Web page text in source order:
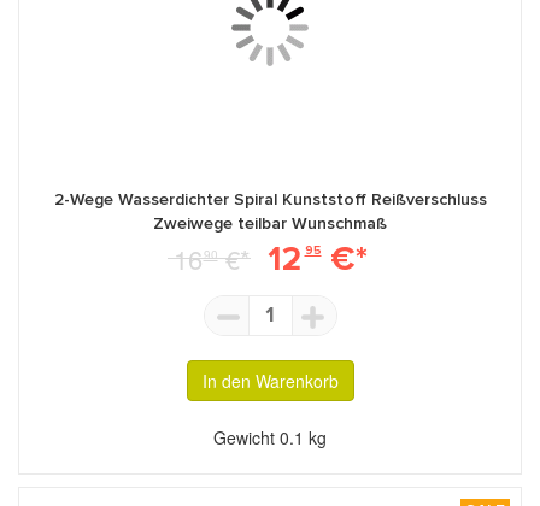
2-Wege Wasserdichter Spiral Kunststoff Reißverschluss
Zweiwege teilbar Wunschmaß
1690€* 12 95€*
1
In den Warenkorb
Gewicht 0.1 kg